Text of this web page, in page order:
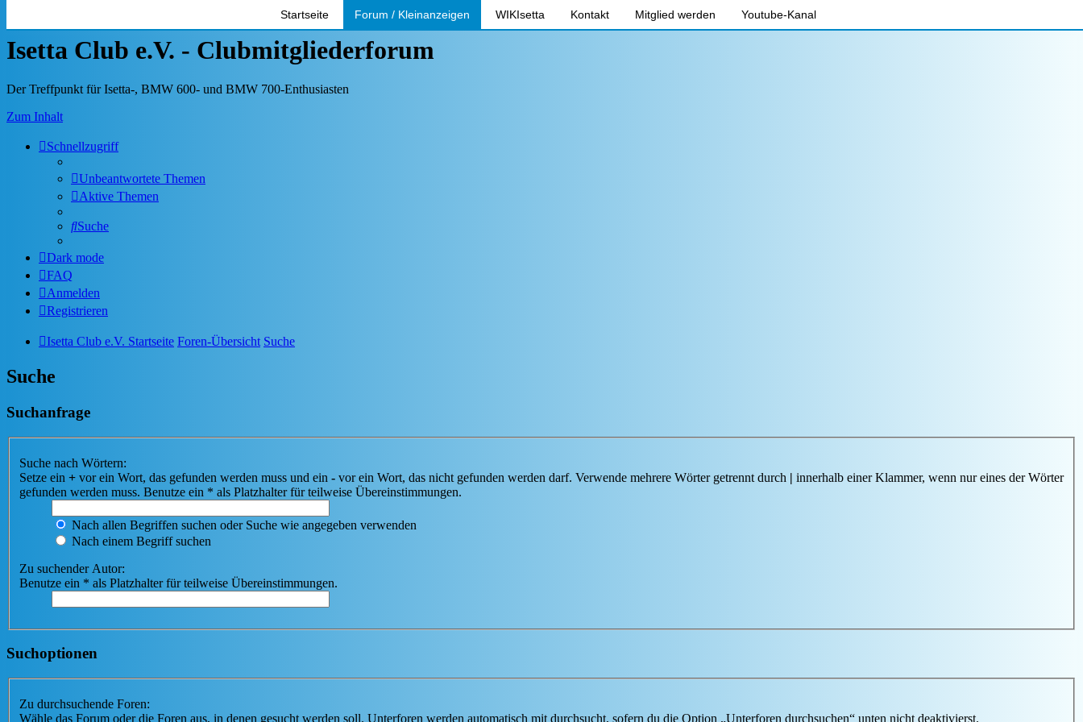
Startseite Forum / Kleinanzeigen WIKIsetta Kontakt Mitglied werden Youtube-Kanal
Isetta Club e.V. - Clubmitgliederforum
Der Treffpunkt für Isetta-, BMW 600- und BMW 700-Enthusiasten
Zum Inhalt
Schnellzugriff
Unbeantwortete Themen
Aktive Themen
Suche
Dark mode
FAQ
Anmelden
Registrieren
Isetta Club e.V. Startseite Foren-Übersicht Suche
Suche
Suchanfrage
Suche nach Wörtern:
Setze ein + vor ein Wort, das gefunden werden muss und ein - vor ein Wort, das nicht gefunden werden darf. Verwende mehrere Wörter getrennt durch | innerhalb einer Klammer, wenn nur eines der Wörter
gefunden werden muss. Benutze ein * als Platzhalter für teilweise Übereinstimmungen.
Nach allen Begriffen suchen oder Suche wie angegeben verwenden
Nach einem Begriff suchen
Zu suchender Autor:
Benutze ein * als Platzhalter für teilweise Übereinstimmungen.
Suchoptionen
Zu durchsuchende Foren:
Wähle das Forum oder die Foren aus, in denen gesucht werden soll. Unterforen werden automatisch mit durchsucht, sofern du die Option „Unterforen durchsuchen“ unten nicht deaktivierst.